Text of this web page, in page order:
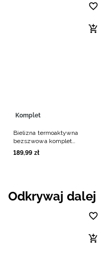
Komplet
Bielizna termoaktywna
bezszwowa komplet
dziewczęca - czarna
189,99 zł
Odkrywaj dalej